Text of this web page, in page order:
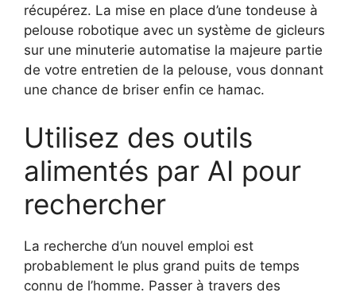
récupérez. La mise en place d’une tondeuse à
pelouse robotique avec un système de gicleurs
sur une minuterie automatise la majeure partie
de votre entretien de la pelouse, vous donnant
une chance de briser enfin ce hamac.
Utilisez des outils
alimentés par AI pour
rechercher
La recherche d’un nouvel emploi est
probablement le plus grand puits de temps
connu de l’homme. Passer à travers des